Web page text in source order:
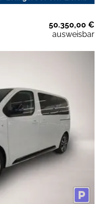
50.350,00 €
ausweisbar